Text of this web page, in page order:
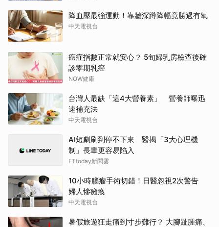
降血壓最強運動！靠牆深蹲降幅竟勝過有氧
中天電視台
癌症指數正常就安心？ 5旬婦乳房檢查後確
診零期乳癌
NOW健康
台灣人最缺「這4大營養素」 營養師曝迅
速補充法
中天電視台
AI短劇刷到停不下來 醫揭「3大心理機
制」長輩更容易陷入
ETtoday新聞雲
10小時腦瘤手術切錯！日醫忽視2次警告
婦人慘癱瘓
中天電視台
暑假旅遊狂走痛到寸步難行？ 大腳趾腫痛、